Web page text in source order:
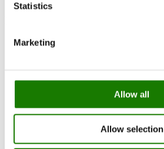
Statistics
Marketing
Allow all
Allow selection
Declaration of Performance
Ecodesign Tabel 1
Downcycling plan